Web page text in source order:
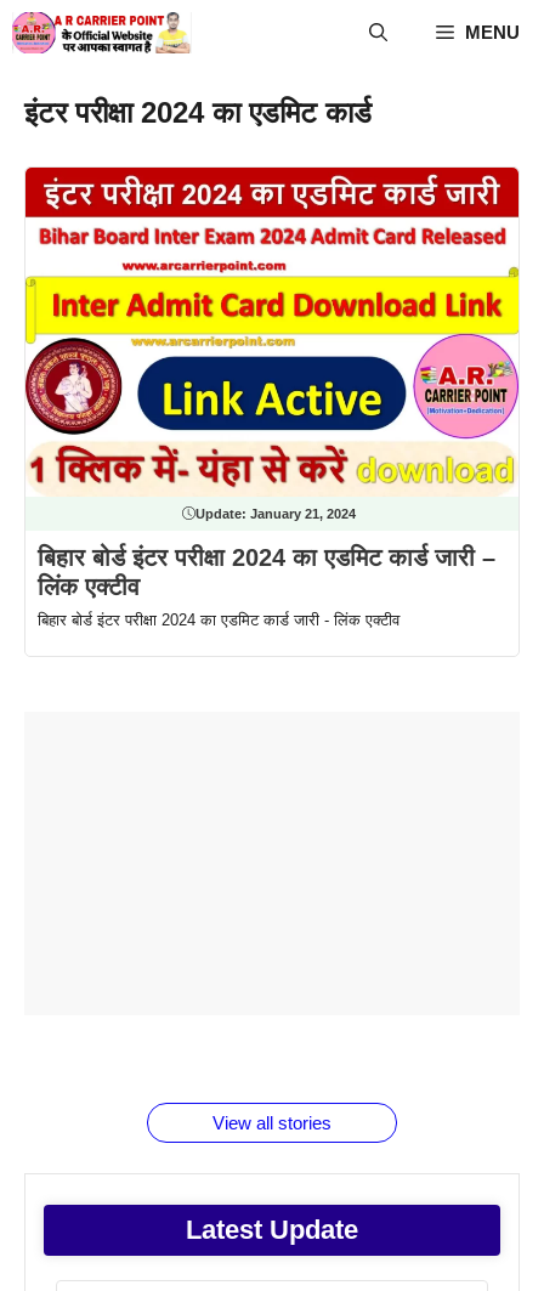
Skip
to
MENU
इंटर परीक्षा 2024 का एडमिट कार्ड
Update: January 21, 2024
बिहार बोर्ड इंटर परीक्षा 2024 का एडमिट कार्ड जारी –
लिंक एक्टीव
बिहार बोर्ड इंटर परीक्षा 2024 का एडमिट कार्ड जारी - लिंक एक्टीव
View all stories
Latest Update